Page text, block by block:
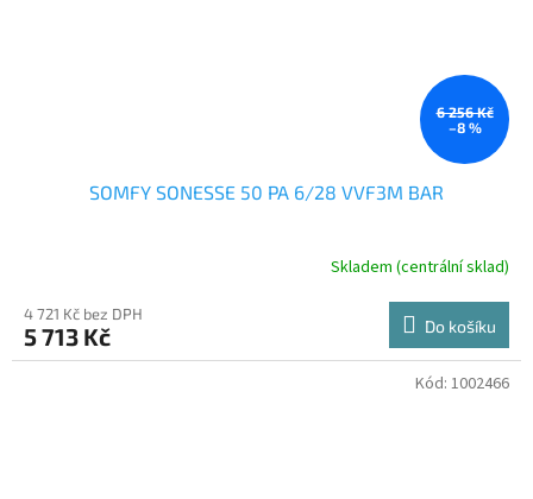
6 256 Kč
–8 %
SOMFY SONESSE 50 PA 6/28 VVF3M BAR
Skladem (centrální sklad)
4 721 Kč bez DPH
5 713 Kč Do košíku
Kód: 1002466